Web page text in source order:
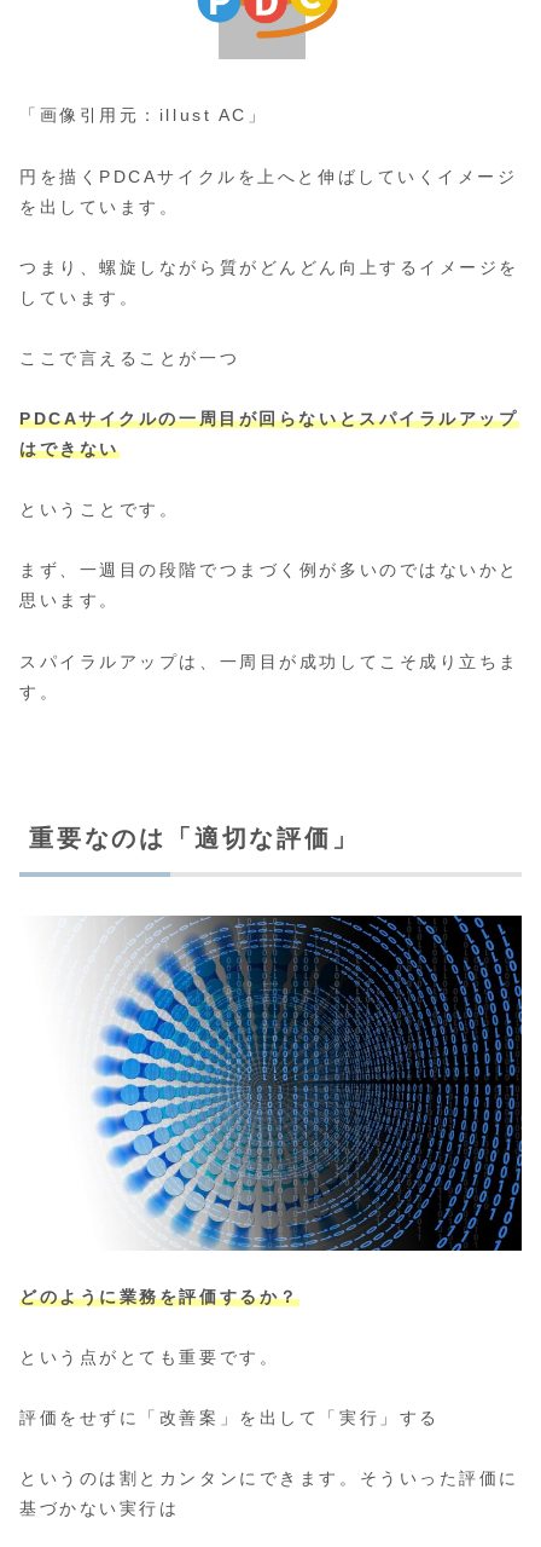
「画像引用元：illust AC」
円を描くPDCAサイクルを上へと伸ばしていくイメージ
を出しています。
つまり、螺旋しながら質がどんどん向上するイメージを
しています。
ここで言えることが一つ
PDCAサイクルの一周目が回らないとスパイラルアップ
はできない
ということです。
まず、一週目の段階でつまづく例が多いのではないかと
思います。
スパイラルアップは、一周目が成功してこそ成り立ちま
す。
重要なのは「適切な評価」
どのように業務を評価するか？
という点がとても重要です。
評価をせずに「改善案」を出して「実行」する
というのは割とカンタンにできます。そういった評価に
基づかない実行は